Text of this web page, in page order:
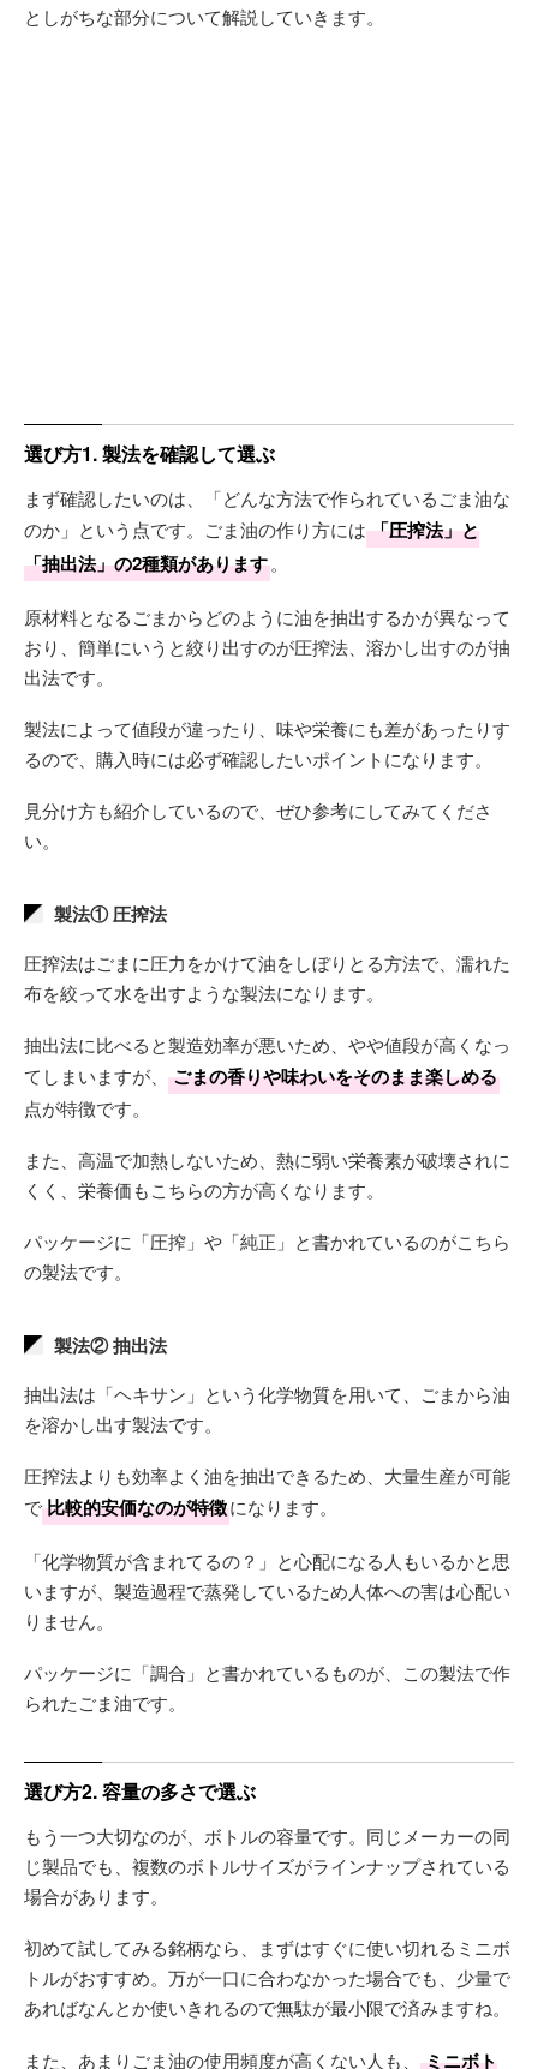
としがちな部分について解説していきます。
選び方1. 製法を確認して選ぶ
まず確認したいのは、「どんな方法で作られているごま油な
のか」という点です。ごま油の作り方には 「圧搾法」と
「抽出法」の2種類があります。
原材料となるごまからどのように油を抽出するかが異なって
おり、簡単にいうと絞り出すのが圧搾法、溶かし出すのが抽
出法です。
製法によって値段が違ったり、味や栄養にも差があったりす
るので、購入時には必ず確認したいポイントになります。
見分け方も紹介しているので、ぜひ参考にしてみてくださ
い。
製法① 圧搾法
圧搾法はごまに圧力をかけて油をしぼりとる方法で、濡れた
布を絞って水を出すような製法になります。
抽出法に比べると製造効率が悪いため、やや値段が高くなっ
てしまいますが、
ごまの香りや味わいをそのまま楽しめる
点が特徴です。
また、高温で加熱しないため、熱に弱い栄養素が破壊されに
くく、栄養価もこちらの方が高くなります。
パッケージに「圧搾」や「純正」と書かれているのがこちら
の製法です。
製法② 抽出法
抽出法は「ヘキサン」という化学物質を用いて、ごまから油
を溶かし出す製法です。
圧搾法よりも効率よく油を抽出できるため、大量生産が可能
で比較的安価なのが特徴になります。
「化学物質が含まれてるの？」と心配になる人もいるかと思
いますが、製造過程で蒸発しているため人体への害は心配い
りません。
パッケージに「調合」と書かれているものが、この製法で作
られたごま油です。
選び方2. 容量の多さで選ぶ
もう一つ大切なのが、ボトルの容量です。同じメーカーの同
じ製品でも、複数のボトルサイズがラインナップされている
場合があります。
初めて試してみる銘柄なら、まずはすぐに使い切れるミニボ
トルがおすすめ。万が一口に合わなかった場合でも、少量で
あればなんとか使いきれるので無駄が最小限で済みますね。
また、あまりごま油の使用頻度が高くない人も、 ミニボト